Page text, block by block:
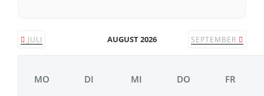
JULI AUGUST 2026 SEPTEMBER
MO DI MI DO FR